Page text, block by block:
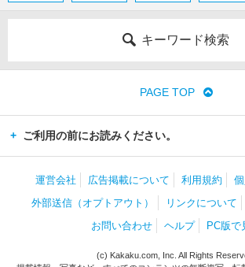
キーワード検索
PAGE TOP
ご利用の前にお読みください。
運営会社 広告掲載について 利用規約
外部送信（オプトアウト）
リンクについて
お問い合わせ
ヘルプ PC版で
(c) Kakaku.com, Inc. All Rights